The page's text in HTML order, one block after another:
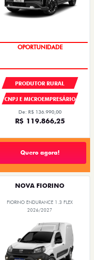
OPORTUNIDADE
PRODUTOR RURAL
CNPJ E MICROEMPRESÁRIO
De: R$ 136.990,00
R$ 119.866,25
Quero agora!
NOVA FIORINO
FIORINO ENDURANCE 1.3 FLEX
2026/2027